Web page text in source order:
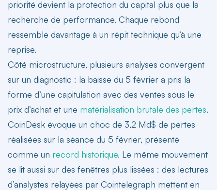
priorité devient la protection du capital plus que la
recherche de performance. Chaque rebond
ressemble davantage à un répit technique qu’à une
reprise.
Côté microstructure, plusieurs analyses convergent
sur un diagnostic : la baisse du 5 février a pris la
forme d’une capitulation avec des ventes sous le
prix d’achat et une matérialisation brutale des pertes.
CoinDesk évoque un choc de 3,2 Md$ de pertes
réalisées sur la séance du 5 février, présenté
comme un record historique. Le même mouvement
se lit aussi sur des fenêtres plus lissées : des lectures
d’analystes relayées par Cointelegraph mettent en